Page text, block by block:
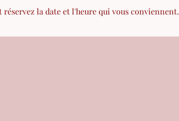
la date et l'heure qui vous conviennent.